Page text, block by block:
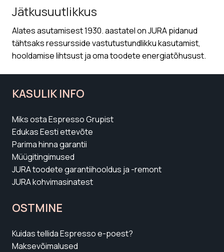
Jätkusuutlikkus
Alates asutamisest 1930. aastatel on JURA pidanud
tähtsaks ressursside vastutustundlikku kasutamist,
hooldamise lihtsust ja oma toodete energiatõhusust.
KASULIK INFO
Miks osta Espresso Grupist
Edukas Eesti ettevõte
Parima hinna garantii
Müügitingimused
JURA toodete garantiihooldus ja -remont
JURA kohvimasinatest
OSTMINE
Kuidas tellida Espresso e-poest?
Maksevõimalused